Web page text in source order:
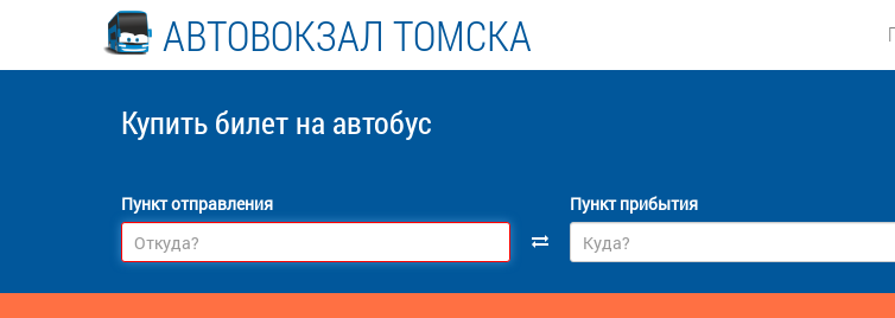
АВТОВОКЗАЛ ТОМСКА
Купить билет на автобус
Пункт отправления Пункт прибытия